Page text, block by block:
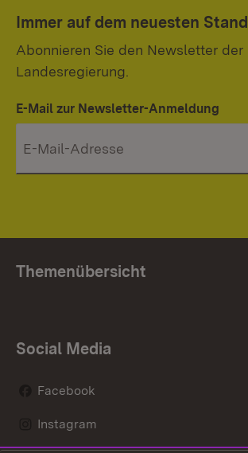
Immer auf dem neuesten Stand
Abonnieren Sie den Newsletter der
Landesregierung.
E-Mail zur Newsletter-Anmeldung
Themenübersicht
Social Media
Facebook
Instagram